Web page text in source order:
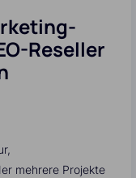
Reseller
mehrere Projekte